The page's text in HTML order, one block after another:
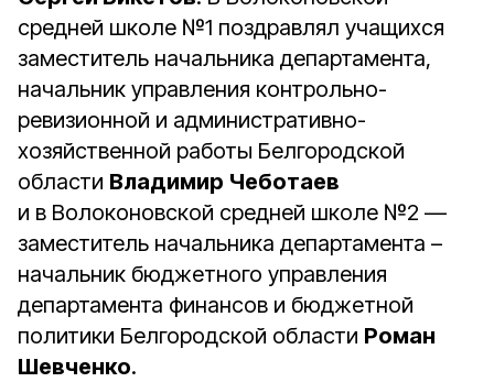
средней школе №1 поздравлял учащихся
заместитель начальника департамента,
начальник управления контрольно-
ревизионной и административно-
хозяйственной работы Белгородской
области Владимир Чеботаев
и в Волоконовской средней школе №2 —
заместитель начальника департамента –
начальник бюджетного управления
департамента финансов и бюджетной
политики Белгородской области Роман
Шевченко.